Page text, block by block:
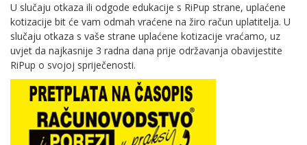
U slučaju otkaza ili odgode edukacije s RiPup strane, uplaćene
kotizacije bit će vam odmah vraćene na žiro račun uplatitelja. U
slučaju otkaza s vaše strane uplaćene kotizacije vraćamo, uz
uvjet da najkasnije 3 radna dana prije održavanja obavijestite
RiPup o svojoj spriječenosti.